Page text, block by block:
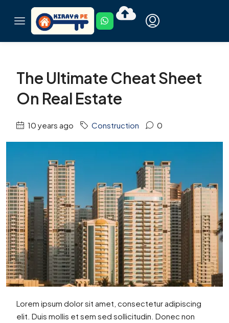
The Ultimate Cheat Sheet
On Real Estate
10 years ago Construction 0
Lorem ipsum dolor sit amet, consectetur adipiscing
elit. Duis mollis et sem sed sollicitudin. Donec non